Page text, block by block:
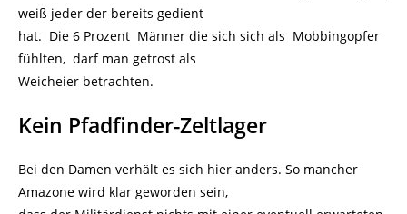
weiß jeder der bereits gedient
hat. Die 6 Prozent Männer die sich sich als Mobbingopfer
fühlten, darf man getrost als
Weicheier betrachten.
Kein Pfadfinder-Zeltlager
Bei den Damen verhält es sich hier anders. So mancher
Amazone wird klar geworden sein,